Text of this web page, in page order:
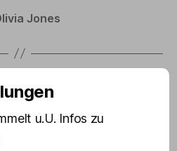
Jones
jungen Alters zählt
Kiez längst zum festen
legendäre
Strip-Zelt von »Santa
u.U. Infos zu